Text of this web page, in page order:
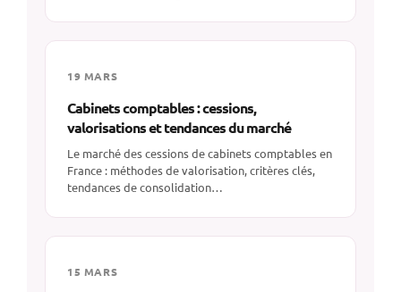
19 MARS
Cabinets comptables : cessions,
valorisations et tendances du marché
Le marché des cessions de cabinets comptables en
France : méthodes de valorisation, critères clés,
tendances de consolidation…
15 MARS